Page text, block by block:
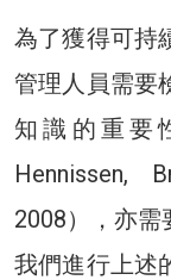
為了獲得可持
管理人員需要
知識的重要
Hennissen,
2008），亦需
我們進行上述